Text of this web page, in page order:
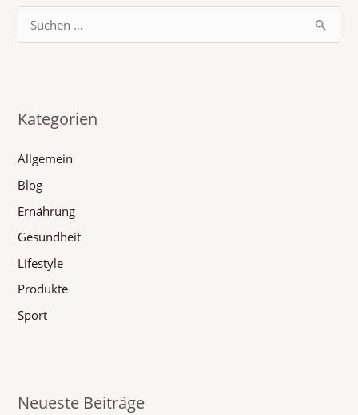
e
n
a
c
h
:
Kategorien
Allgemein
Blog
Ernährung
Gesundheit
Lifestyle
Produkte
Sport
Neueste Beiträge